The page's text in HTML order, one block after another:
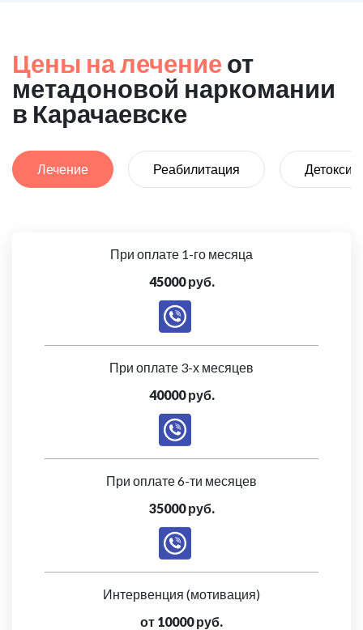
Цены на лечение от
метадоновой наркомании
в Карачаевске
Лечение Реабилитация
При оплате 1-го месяца
45000 руб.
При оплате 3-х месяцев
40000 руб.
При оплате 6-ти месяцев
35000 руб.
Интервенция (мотивация)
от 10000 руб.